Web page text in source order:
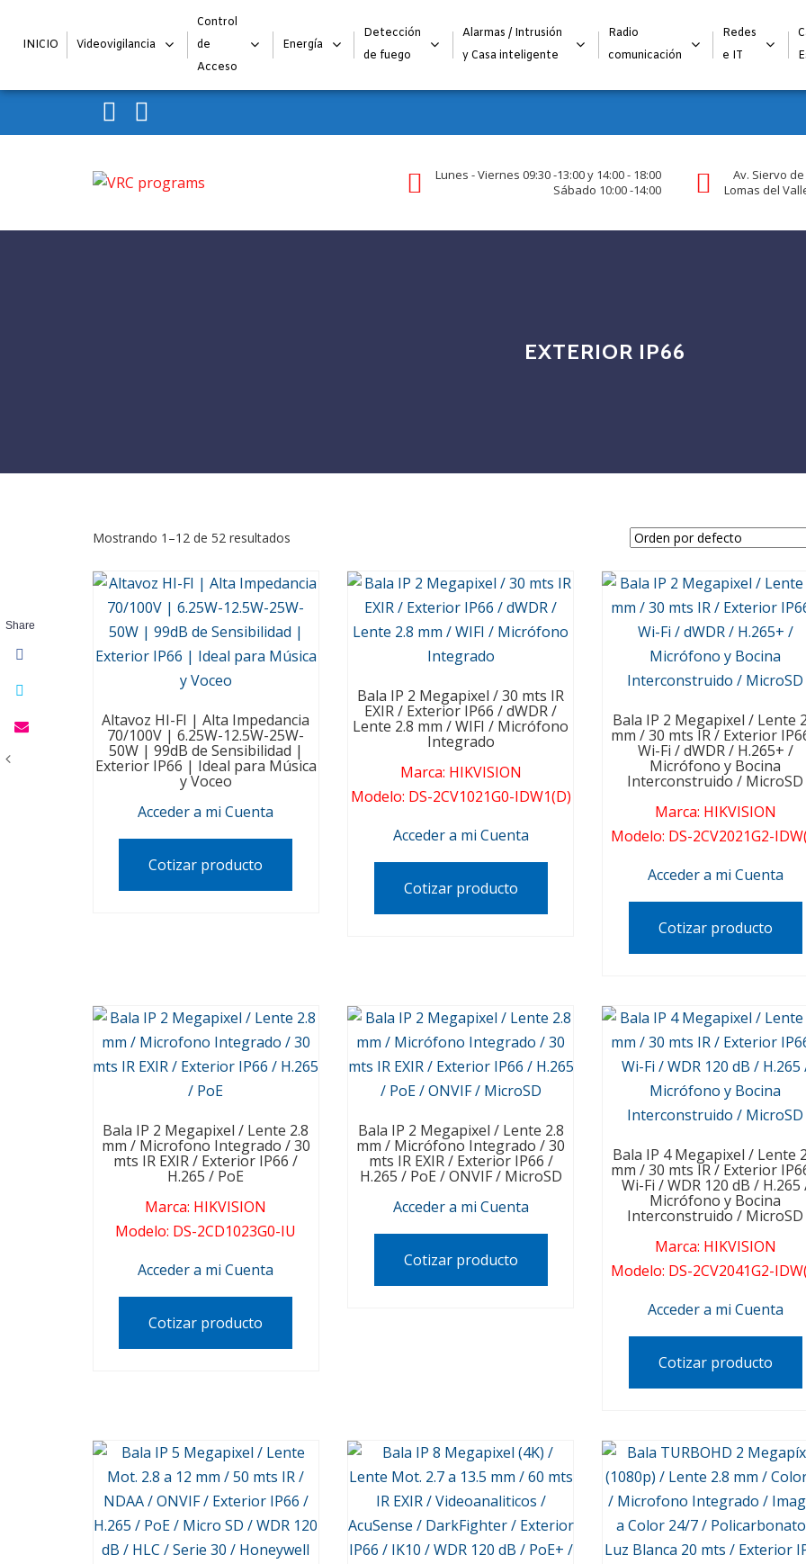
INICIO Videovigilancia
Control
de
Acceso
Energía
Detección
de fuego
Alarmas / Intrusión
y Casa inteligente
Radio
comunicación
Redes
e IT
Skip to navigation
Av. Siervo
Lomas del
Lunes - Viernes 09:30 -13:00 y 14:00 - 18:00
Sábado 10:00 -14:00
EXTERIOR IP66
Mostrando 1–12 de 52 resultados
Altavoz HI-FI | Alta Impedancia
70/100V | 6.25W-12.5W-25W-
50W | 99dB de Sensibilidad |
Exterior IP66 | Ideal para Música
y Voceo
Acceder a mi Cuenta
Cotizar producto
Bala IP 2 Megapixel / 30 mts IR
EXIR / Exterior IP66 / dWDR /
Lente 2.8 mm / WIFI / Micrófono
Integrado
Marca: HIKVISION
Modelo: DS-2CV1021G0-IDW1(D)
Acceder a mi Cuenta
Cotizar producto
Bala IP 2 Megapixel / Lente
mm / 30 mts IR / Exterior
Wi-Fi / dWDR / H.265+ /
Micrófono y Bocina
Interconstruido / MicroSD
Marca: HIKVISION
Modelo: DS-2CV2021G2-
Acceder a mi Cuenta
Cotizar producto
Bala IP 2 Megapixel / Lente 2.8
mm / Microfono Integrado / 30
mts IR EXIR / Exterior IP66 /
H.265 / PoE
Marca: HIKVISION
Modelo: DS-2CD1023G0-IU
Acceder a mi Cuenta
Cotizar producto
Bala IP 2 Megapixel / Lente 2.8
mm / Micrófono Integrado / 30
mts IR EXIR / Exterior IP66 /
H.265 / PoE / ONVIF / MicroSD
Acceder a mi Cuenta
Cotizar producto
Bala IP 4 Megapixel / Lente
mm / 30 mts IR / Exterior
Wi-Fi / WDR 120 dB / H.265
Micrófono y Bocina
Interconstruido / MicroSD
Marca: HIKVISION
Modelo: DS-2CV2041G2-
Acceder a mi Cuenta
Cotizar producto
Share